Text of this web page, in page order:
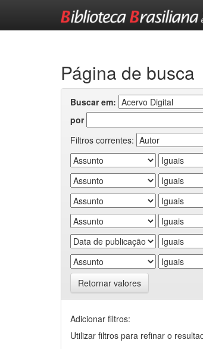
Página de busca
Buscar em:
por
Filtros correntes:
Retornar valores
Adicionar filtros:
Utilizar filtros para refinar o